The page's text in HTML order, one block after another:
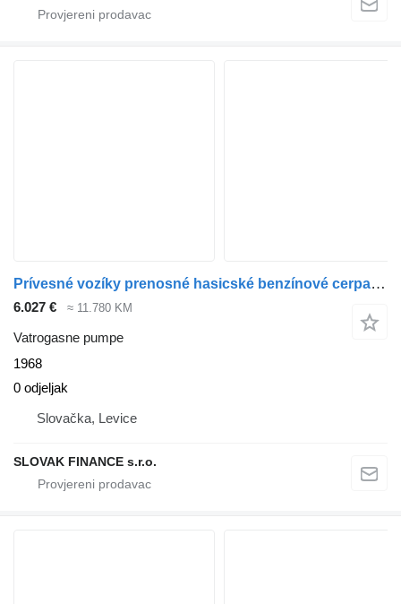
Prívesné vozíky prenosné hasicské benzínové cerpadlo + striekack
6.027 € ≈ 11.780 KM
Vatrogasne pumpe
1968
0 odjeljak
Slovačka, Levice
SLOVAK FINANCE s.r.o.